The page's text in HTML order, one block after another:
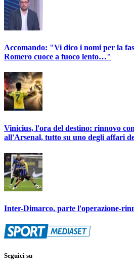
Accomando: "Vi dico i nomi per la
Romero cuoce a fuoco lento…"
Vinicius, l'ora del destino: rinnovo
all'Arsenal, tutto su uno degli affari
Inter-Dimarco, parte l'operazione-
Seguici su